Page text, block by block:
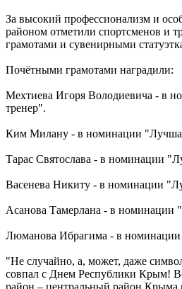
За высокий профессионализм и
районом отметили спортсменов и
грамотами и сувенирными
Почётными грамотами наградили:
Мехтиева Игоря Володиевича - в
тренер".
Ким Милану - в номинации
Тарас Святослава - в номинации
Васенева Никиту - в номинации
Асанова Тамерлана - в номинации
Люманова Ибрагима - в
"Не случайно, а, может, даже
совпал с Днем Республики Крым!
район – центральный район Крыма